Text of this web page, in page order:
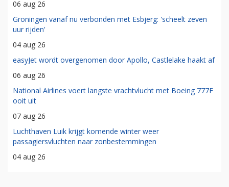
06 aug 26
Groningen vanaf nu verbonden met Esbjerg: 'scheelt zeven
uur rijden'
04 aug 26
easyJet wordt overgenomen door Apollo, Castlelake haakt af
06 aug 26
National Airlines voert langste vrachtvlucht met Boeing 777F
ooit uit
07 aug 26
Luchthaven Luik krijgt komende winter weer
passagiersvluchten naar zonbestemmingen
04 aug 26